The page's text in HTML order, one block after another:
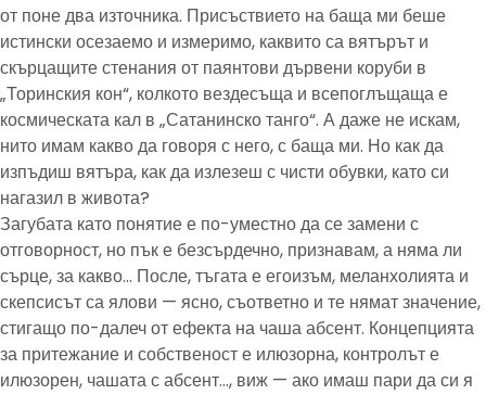
от поне два източника. Присъствието на баща ми беше
истински осезаемо и измеримо, каквито са вятърът и
скърцащите стенания от паянтови дървени коруби в
„Торинския кон“, колкото вездесъща и всепоглъщаща е
космическата кал в „Сатанинско танго“. А даже не искам,
нито имам какво да говоря с него, с баща ми. Но как да
изпъдиш вятъра, как да излезеш с чисти обувки, като си
нагазил в живота?
Загубата като понятие е по-уместно да се замени с
отговорност, но пък е безсърдечно, признавам, а няма ли
сърце, за какво… После, тъгата е егоизъм, меланхолията и
скепсисът са ялови — ясно, съответно и те нямат значение,
стигащо по-далеч от ефекта на чаша абсент. Концепцията
за притежание и собственост е илюзорна, контролът е
илюзорен, чашата с абсент…, виж — ако имаш пари да си я